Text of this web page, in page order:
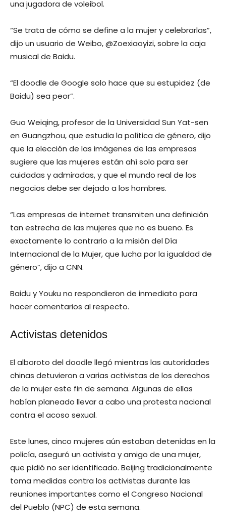
una jugadora de voleibol.
“Se trata de cómo se define a la mujer y celebrarlas”,
dijo un usuario de Weibo, @Zoexiaoyizi, sobre la caja
musical de Baidu.
“El doodle de Google solo hace que su estupidez (de
Baidu) sea peor”.
Guo Weiqing, profesor de la Universidad Sun Yat-sen
en Guangzhou, que estudia la política de género, dijo
que la elección de las imágenes de las empresas
sugiere que las mujeres están ahí solo para ser
cuidadas y admiradas, y que el mundo real de los
negocios debe ser dejado a los hombres.
“Las empresas de internet transmiten una definición
tan estrecha de las mujeres que no es bueno. Es
exactamente lo contrario a la misión del Día
Internacional de la Mujer, que lucha por la igualdad de
género”, dijo a CNN.
Baidu y Youku no respondieron de inmediato para
hacer comentarios al respecto.
Activistas detenidos
El alboroto del doodle llegó mientras las autoridades
chinas detuvieron a varias activistas de los derechos
de la mujer este fin de semana. Algunas de ellas
habían planeado llevar a cabo una protesta nacional
contra el acoso sexual.
Este lunes, cinco mujeres aún estaban detenidas en la
policía, aseguró un activista y amigo de una mujer,
que pidió no ser identificado. Beijing tradicionalmente
toma medidas contra los activistas durante las
reuniones importantes como el Congreso Nacional
del Pueblo (NPC) de esta semana.